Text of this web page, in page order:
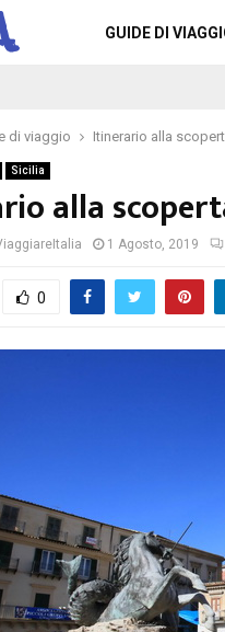
GUIDE DI
di viaggio Itinerario alla
Sicilia
alla
1 Agosto, 2019
0